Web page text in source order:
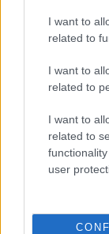
I want to
related to
I want to
related to
I want to
related to
user
Számos
iPhone 18
Az Android
észrevétlenül
Ez a rejtett
Nem biztos,